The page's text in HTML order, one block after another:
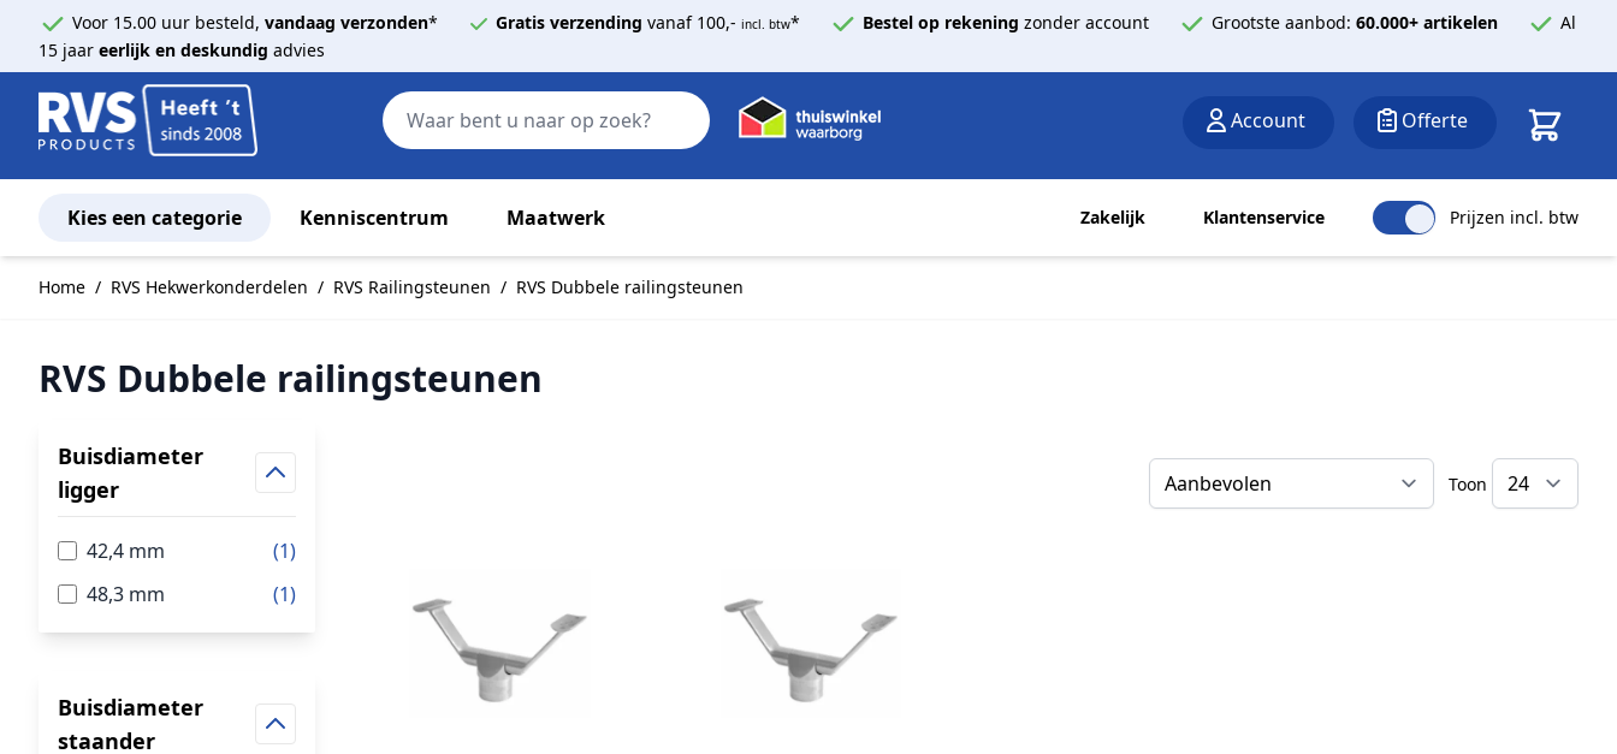
Voor 15.00 uur besteld, vandaag verzonden* Gratis verzending vanaf 100,- incl. btw* Bestel op rekening zonder account Grootste aanbod: 60.000+ artikelen
Al
15 jaar eerlijk en deskundig advies
Zoek
Account Offerte
Kies een categorie Kenniscentrum Maatwerk Zakelijk Klantenservice Prijzen incl. btw
Home / RVS Hekwerkonderdelen / RVS Railingsteunen / RVS Dubbele railingsteunen
RVS Dubbele railingsteunen
Buisdiameter
ligger
42,4 mm
(1)
48,3 mm
(1)
Buisdiameter
staander
Sorteer op
Toon